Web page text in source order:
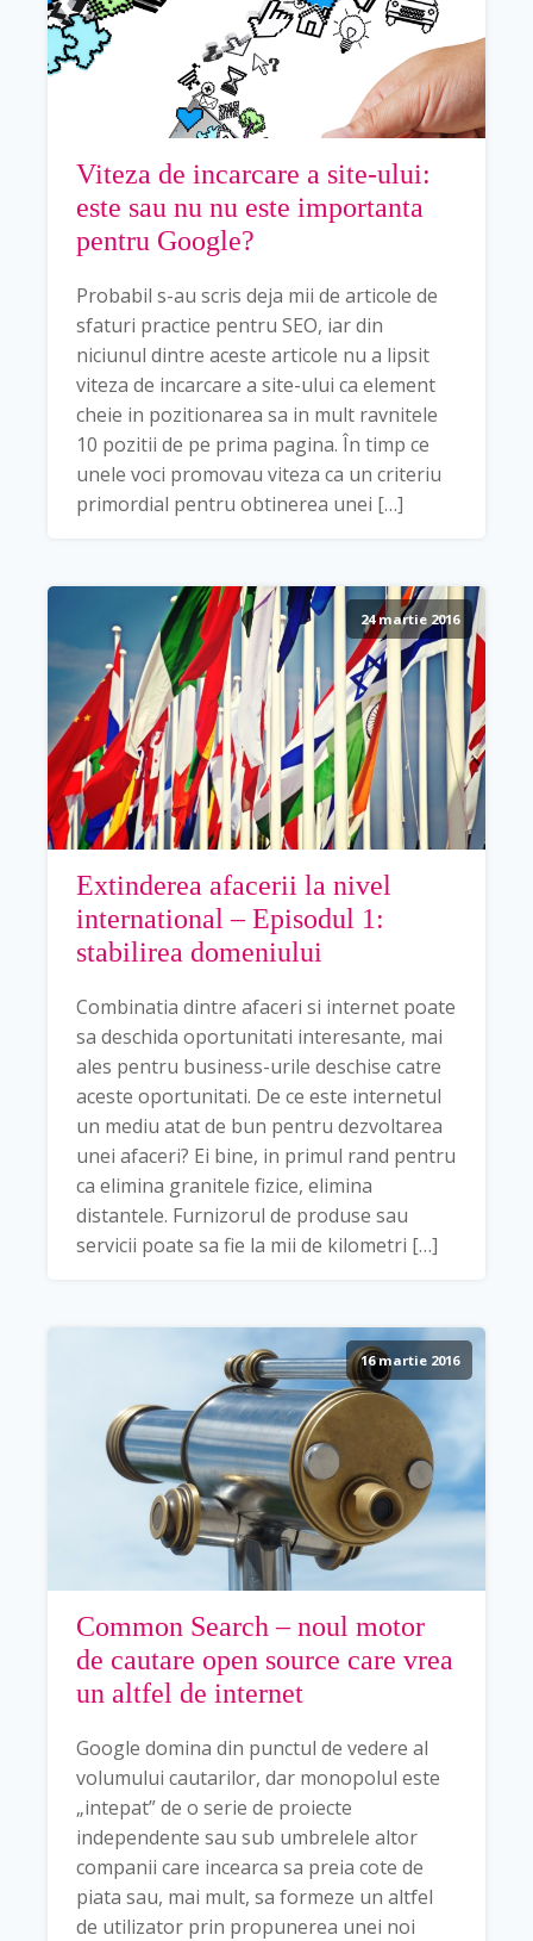
Viteza de incarcare a site-ului:
este sau nu nu este importanta
pentru Google?
Probabil s-au scris deja mii de articole de
sfaturi practice pentru SEO, iar din
niciunul dintre aceste articole nu a lipsit
viteza de incarcare a site-ului ca element
cheie in pozitionarea sa in mult ravnitele
10 pozitii de pe prima pagina. În timp ce
unele voci promovau viteza ca un criteriu
primordial pentru obtinerea unei […]
24 martie 2016
Extinderea afacerii la nivel
international – Episodul 1:
stabilirea domeniului
Combinatia dintre afaceri si internet poate
sa deschida oportunitati interesante, mai
ales pentru business-urile deschise catre
aceste oportunitati. De ce este internetul
un mediu atat de bun pentru dezvoltarea
unei afaceri? Ei bine, in primul rand pentru
ca elimina granitele fizice, elimina
distantele. Furnizorul de produse sau
servicii poate sa fie la mii de kilometri […]
16 martie 2016
Common Search – noul motor
de cautare open source care vrea
un altfel de internet
Google domina din punctul de vedere al
volumului cautarilor, dar monopolul este
„intepat” de o serie de proiecte
independente sau sub umbrelele altor
companii care incearca sa preia cote de
piata sau, mai mult, sa formeze un altfel
de utilizator prin propunerea unei noi